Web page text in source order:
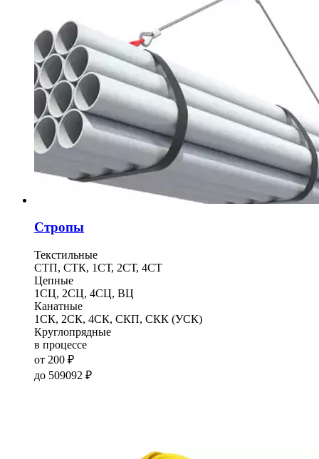
Стропы
Текстильные
СТП, СТК, 1СТ, 2СТ, 4СТ
Цепные
1СЦ, 2СЦ, 4СЦ, ВЦ
Канатные
1СК, 2СК, 4СК, СКП, СКК (УСК)
Круглопрядные
в процессе
от 200 ₽
до 509092 ₽